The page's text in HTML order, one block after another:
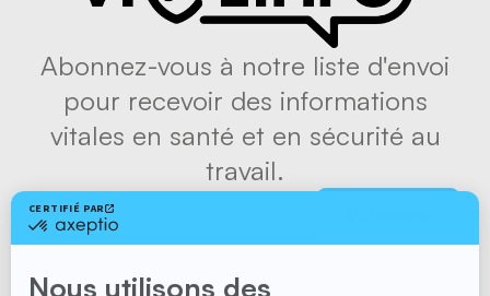
Abonnez-vous à notre liste d'envoi
pour recevoir des informations
vitales en santé et en sécurité au
travail.